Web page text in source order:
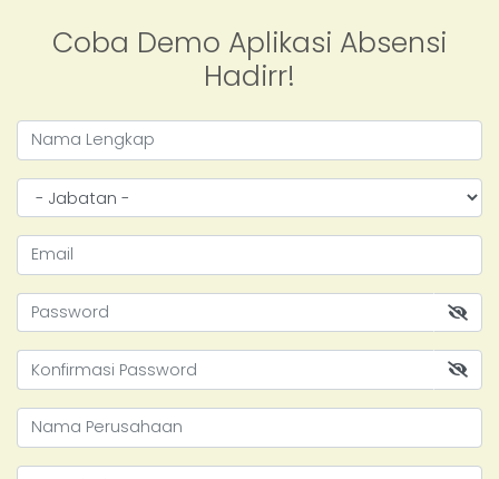
Coba Demo Aplikasi Absensi
Hadirr!